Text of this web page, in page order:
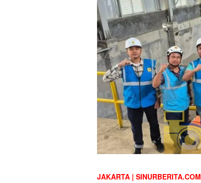
JAKARTA | SINURBERITA.COM